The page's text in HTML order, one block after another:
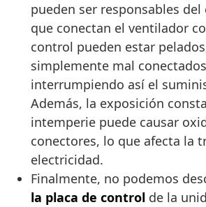
pueden ser responsables del
que conectan el ventilador
control pueden estar
simplemente mal
interrumpiendo así el
Además, la exposición
intemperie puede causar
conectores, lo que afecta la
electricidad.
Finalmente, no podemos
la placa de control de la